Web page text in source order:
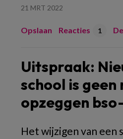
21 MRT 2022
Opslaan Reacties 1
Uitspraak:
school is
opzeggen
Het wijzigen van een